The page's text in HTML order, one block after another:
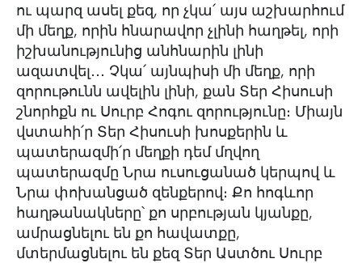
ու պարզ ասել քեզ, որ չկա՛ այս աշխարհում
մի մեղք, որին հնարավոր չլինի հաղթել, որի
իշխանությունից անհնարին լինի
ազատվել․․․ Չկա՛ այնպիսի մի մեղք, որի
զորութունն ավելին լինի, քան Տեր Հիսուսի
շնորհքն ու Սուրբ Հոգու զորությունը։ Միայն
վստահի՛ր Տեր Հիսուսի խոսքերին և
պատերազմի՛ր մեղքի դեմ մղվող
պատերազմը Նրա ուսուցանած կերպով և
Նրա փոխանցած զենքերով։ Քո հոգևոր
հաղթանակները՝ քո սրբության կյանքը,
ամրացնելու են քո հավատքը,
մտերմացնելու են քեզ Տեր Աստծու Սուրբ